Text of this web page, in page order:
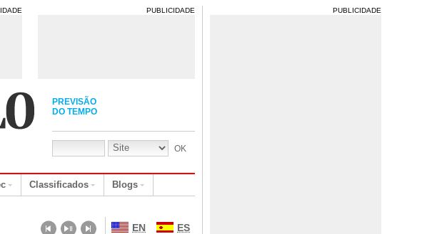
PUBLICIDADE
PREVISÃO
DO TEMPO
Classificados
Blogs
EN ES
PUBLICIDADE